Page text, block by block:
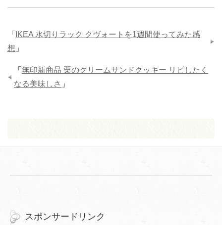
「
IKEA 水切りラック クヴォートを1週間使ってみた感
想 」
「 無印新商品 栗のクリームサンドクッキー リピしたく
なる美味しさ 」
スポンサードリンク